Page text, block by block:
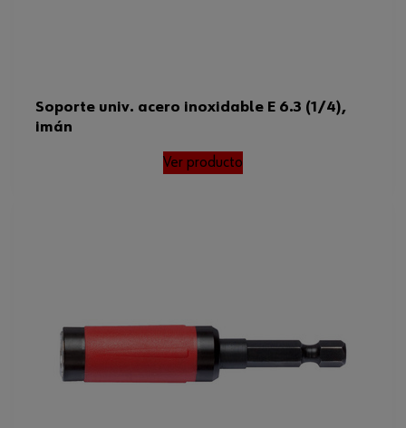
Soporte univ. acero inoxidable E 6.3 (1/4),
imán
Ver producto